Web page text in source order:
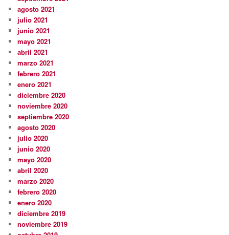
agosto 2021
julio 2021
junio 2021
mayo 2021
abril 2021
marzo 2021
febrero 2021
enero 2021
diciembre 2020
noviembre 2020
septiembre 2020
agosto 2020
julio 2020
junio 2020
mayo 2020
abril 2020
marzo 2020
febrero 2020
enero 2020
diciembre 2019
noviembre 2019